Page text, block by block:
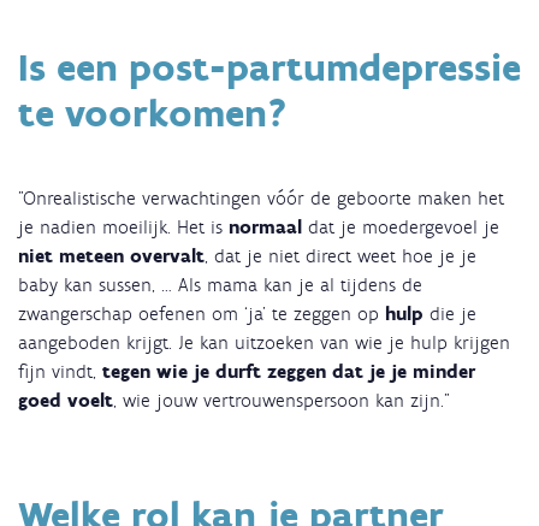
Is een post-partumdepressie
te voorkomen?
"Onrealistische verwachtingen vóór de geboorte maken het
je nadien moeilijk. Het is normaal dat je moedergevoel je
niet meteen overvalt, dat je niet direct weet hoe je je
baby kan sussen, … Als mama kan je al tijdens de
zwangerschap oefenen om ‘ja’ te zeggen op hulp die je
aangeboden krijgt. Je kan uitzoeken van wie je hulp krijgen
fijn vindt, tegen wie je durft zeggen dat je je minder
goed voelt, wie jouw vertrouwenspersoon kan zijn."
Welke rol kan je partner